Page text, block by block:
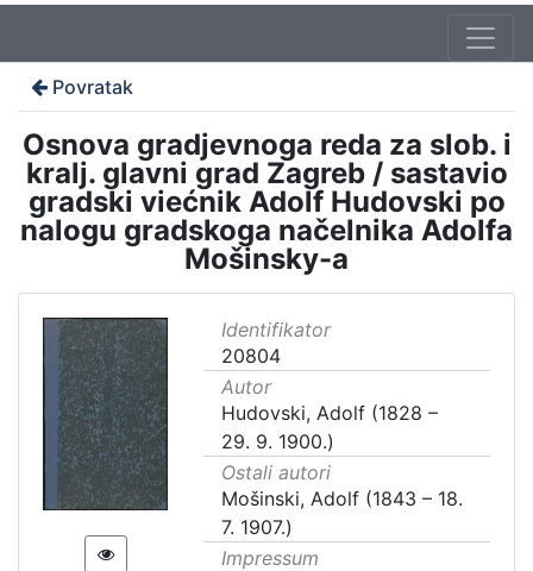
Povratak
Osnova gradjevnoga reda za slob. i
kralj. glavni grad Zagreb / sastavio
gradski viećnik Adolf Hudovski po
nalogu gradskoga načelnika Adolfa
Mošinsky-a
Identifikator
20804
Autor
Hudovski, Adolf (1828 –
29. 9. 1900.)
Ostali autori
Mošinski, Adolf (1843 – 18.
7. 1907.)
Impressum